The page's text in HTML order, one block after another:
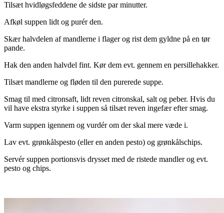
Tilsæt hvidløgsfeddene de sidste par minutter.
Afkøl suppen lidt og purér den.
Skær halvdelen af mandlerne i flager og rist dem gyldne på en tør
pande.
Hak den anden halvdel fint. Kør dem evt. gennem en persillehakker.
Tilsæt mandlerne og fløden til den purerede suppe.
Smag til med citronsaft, lidt reven citronskal, salt og peber. Hvis du
vil have ekstra styrke i suppen så tilsæt reven ingefær efter smag.
Varm suppen igennem og vurdér om der skal mere væde i.
Lav evt. grønkålspesto (eller en anden pesto) og grønkålschips.
Servér suppen portionsvis drysset med de ristede mandler og evt.
pesto og chips.